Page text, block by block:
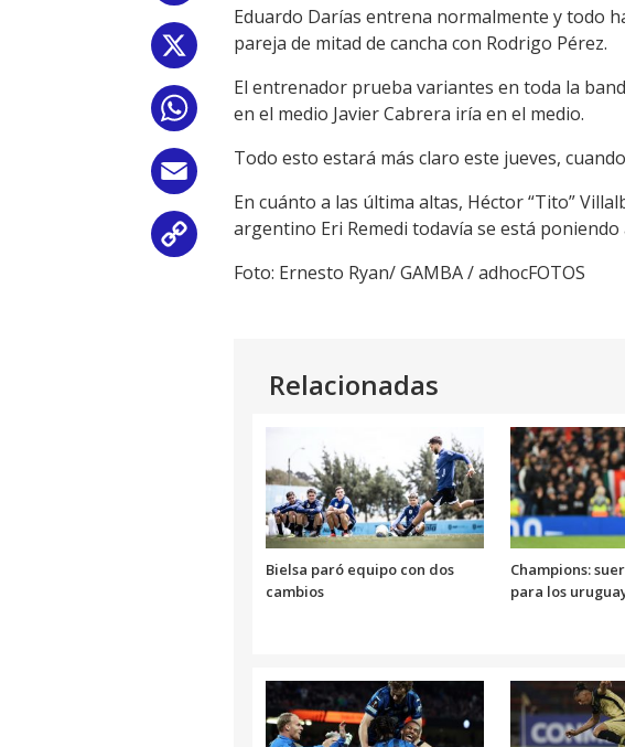
WhatsApp
Copy
Link
Eduardo Darías entrena normalmente y todo
pareja de mitad de cancha con Rodrigo Pérez.
El entrenador prueba variantes en toda la
en el medio Javier Cabrera iría en el medio.
Todo esto estará más claro este jueves,
En cuánto a las última altas, Héctor “Tito”
argentino Eri Remedi todavía se está
Foto: Ernesto Ryan/ GAMBA / adhocFOTOS
Relacionadas
Bielsa paró equipo con dos
cambios
Champions:
para los